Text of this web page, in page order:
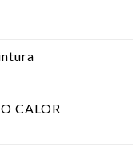
CALOR